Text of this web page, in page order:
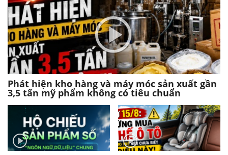
Phát hiện kho hàng và máy móc sản xuất gần
3,5 tấn mỹ phẩm không có tiêu chuẩn